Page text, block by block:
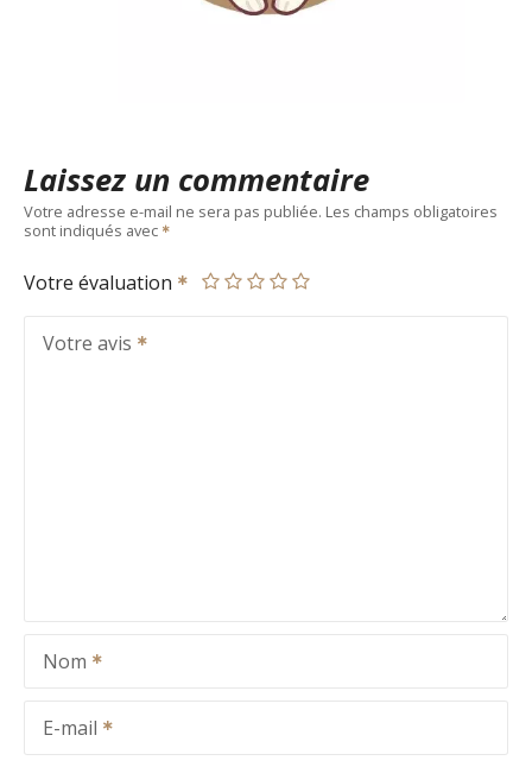
Laissez un commentaire
Votre adresse e-mail ne sera pas publiée. Les champs obligatoires
sont indiqués avec
Votre évaluation
Votre avis
Nom
E-mail